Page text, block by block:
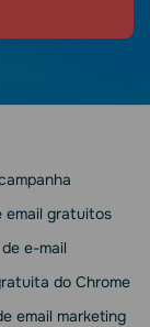
email gratuitos
e-mail
do Chrome
email marketing